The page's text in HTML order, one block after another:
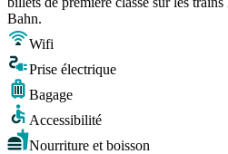
Bahn.
Wifi
Prise électrique
Bagage
Accessibilité
Nourriture et boisson